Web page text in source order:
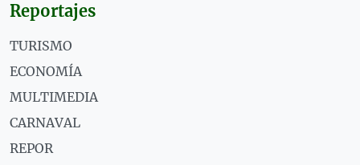
Reportajes
TURISMO
ECONOMÍA
MULTIMEDIA
CARNAVAL
REPOR